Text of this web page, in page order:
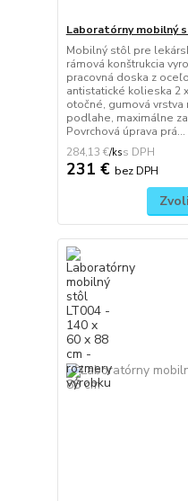
Laboratórny mobilný
Mobilný stôl pre
rámová konštrukcia
pracovná doska z
antistatické kolieska 2
otočné, gumová vrstva
podlahe, maximálne
Povrchová úprava prá...
284,13 €/ks
231 € bez DPH